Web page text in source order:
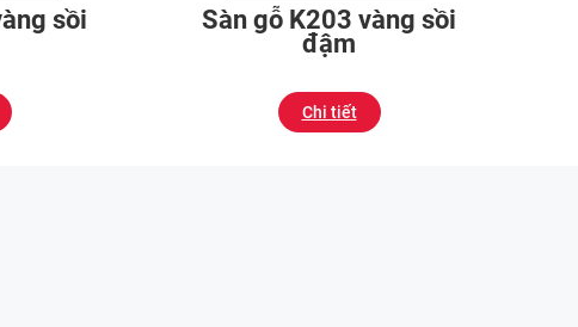
sồi
Sàn gỗ K203 vàng sồi
đậm
Chi tiết